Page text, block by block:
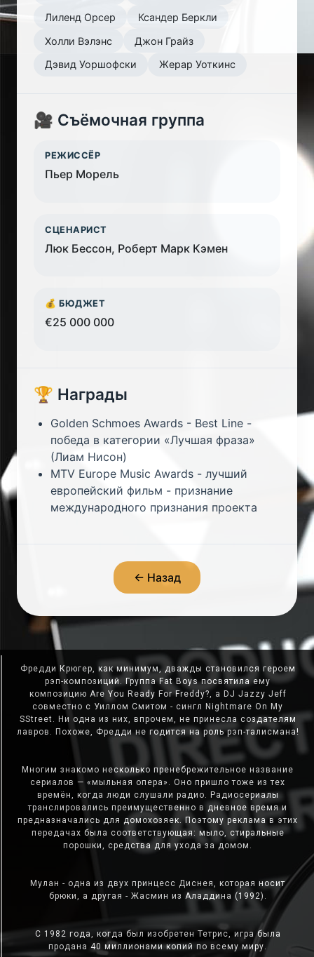
Лиленд Орсер
Ксандер Беркли
Холли Вэлэнс
Джон Грайз
Дэвид Уоршофски
Жерар Уоткинс
🎥 Съёмочная группа
РЕЖИССЁР
Пьер Морель
СЦЕНАРИСТ
Люк Бессон, Роберт Марк Кэмен
💰 БЮДЖЕТ
€25 000 000
🏆 Награды
Golden Schmoes Awards - Best Line -
победа в категории «Лучшая фраза»
(Лиам Нисон)
MTV Europe Music Awards - лучший
европейский фильм - признание
международного признания проекта
← Назад
Фредди Крюгер, как минимум, дважды становился героем
рэп-композиций. Группа Fat Boys посвятила ему
композицию Are You Ready For Freddy?, а DJ Jazzy Jeff
совместно с Уиллом Смитом - сингл Nightmare On My
SStreet. Ни одна из них, впрочем, не принесла создателям
лавров. Похоже, Фредди не годится на роль рэп-талисмана!
Многим знакомо несколько пренебрежительное название
сериалов — «мыльная опера». Оно пришло тоже из тех
времён, когда люди слушали радио. Радиосериалы
транслировались преимущественно в дневное время и
предназначались для домохозяек. Поэтому реклама в этих
передачах была соответствующая: мыло, стиральные
порошки, средства для ухода за домом.
Мулан - одна из двух принцесс Диснея, которая носит
брюки, а другая - Жасмин из Аладдина (1992).
С 1982 года, когда был изобретен Тетрис, игра была
продана 40 миллионами копий по всему миру.